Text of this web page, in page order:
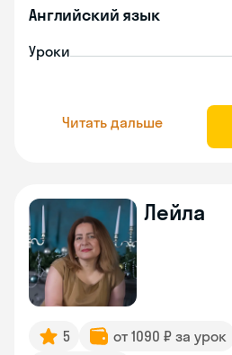
Английский язык
Уроки
Читать дальше
Лейла
5 от 1090 ₽ за урок